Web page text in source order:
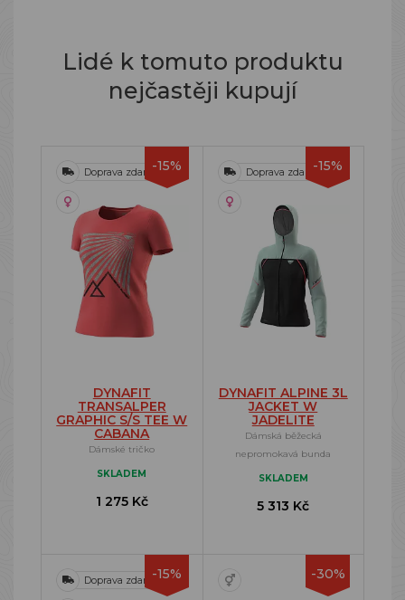
Lidé k tomuto produktu
nejčastěji kupují
-15%
Doprava zdarma
DYNAFIT
TRANSALPER
GRAPHIC S/S TEE W
CABANA
Dámské tričko
SKLADEM
1 275 Kč
-15%
Doprava zdarma
DYNAFIT ALPINE 3L
JACKET W
JADELITE
Dámská běžecká
nepromokavá bunda
SKLADEM
5 313 Kč
-15%
Doprava zdarma -30%